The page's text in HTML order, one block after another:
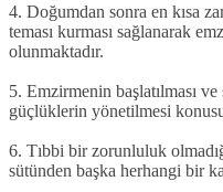
4. Doğumdan sonra en kısa
teması kurması sağlanarak
olunmaktadır.
5. Emzirmenin başlatılması ve
güçlüklerin yönetilmesi
6. Tıbbi bir zorunluluk
sütünden başka herhangi bir